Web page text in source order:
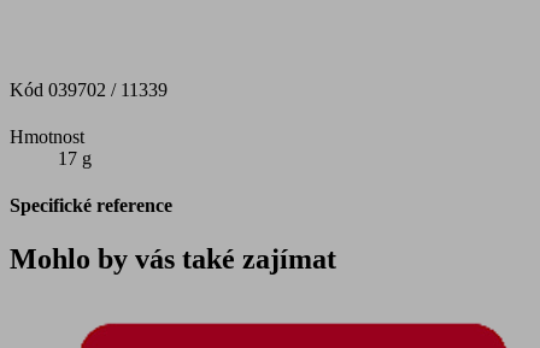
Kód 039702 / 11339
Hmotnost
17 g
Specifické reference
Mohlo by vás také zajímat